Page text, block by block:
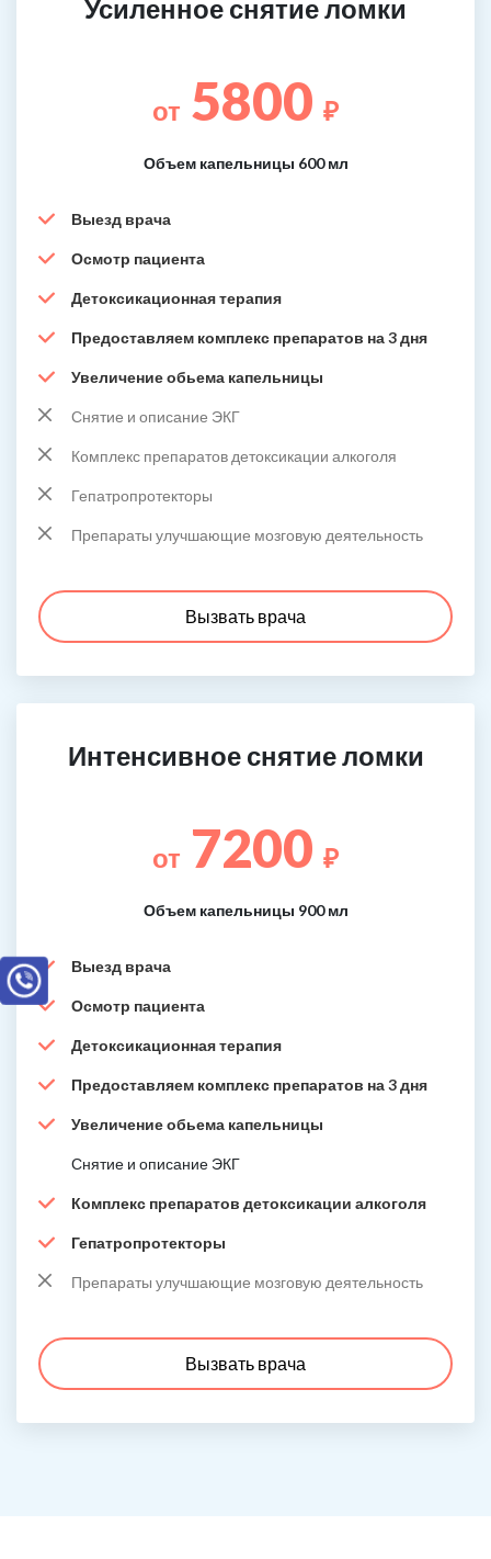
Усиленное снятие ломки
от 5800 ₽
Объем капельницы 600 мл
Выезд врача
Осмотр пациента
Детоксикационная терапия
Предоставляем комплекс препаратов на 3 дня
Увеличение обьема капельницы
Снятие и описание ЭКГ
Комплекс препаратов детоксикации алкоголя
Гепатропротекторы
Препараты улучшающие мозговую деятельность
Вызвать врача
Интенсивное снятие ломки
от 7200 ₽
Объем капельницы 900 мл
Выезд врача
Осмотр пациента
Детоксикационная терапия
Предоставляем комплекс препаратов на 3 дня
Увеличение обьема капельницы
Снятие и описание ЭКГ
Комплекс препаратов детоксикации алкоголя
Гепатропротекторы
Препараты улучшающие мозговую деятельность
Вызвать врача